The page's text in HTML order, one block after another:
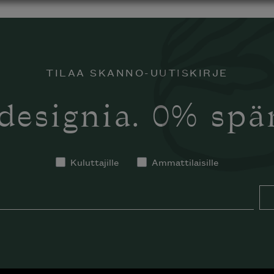
TILAA SKANNO-UUTISKIRJE
0%
Kuluttajille Ammattilaisille